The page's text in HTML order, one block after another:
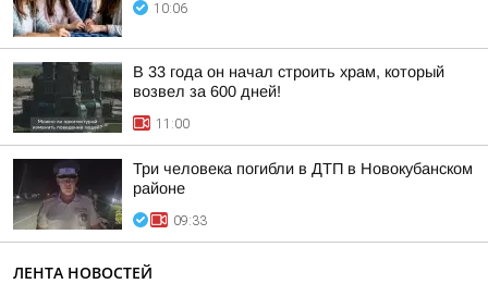
10:06
В 33 года он начал строить храм, который
возвел за 600 дней!
11:00
Три человека погибли в ДТП в Новокубанском
районе
09:33
ЛЕНТА НОВОСТЕЙ